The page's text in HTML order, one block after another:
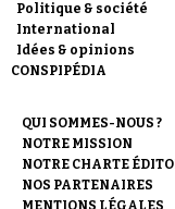
Politique & société
International
Idées & opinions
CONSPIPÉDIA
QUI SOMMES-NOUS ?
NOTRE MISSION
NOTRE CHARTE
NOS PARTENAIRES
MENTIONS LÉGALES